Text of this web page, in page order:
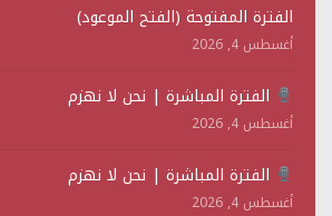
الفترة المفتوحة (الفتح الموعود)
أغسطس 4, 2026
الفترة المباشرة | نحن لا نهزم
أغسطس 4, 2026
الفترة المباشرة | نحن لا نهزم
أغسطس 4, 2026